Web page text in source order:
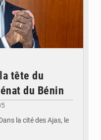
tête du
du Bénin
la cité des Ajas, le